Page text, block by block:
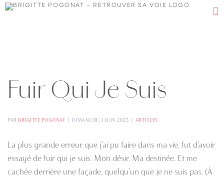
Passer
Fuir Qui Je Suis
PAR BRIGITTE POGONAT | DIMANCHE, 4 JUIN 2023 | ARTICLES
La plus grande erreur que j’ai pu faire dans ma vie, fut d’avoir
essayé de fuir qui je suis. Mon désir. Ma destinée. Et me
cachée derrière une façade, quelqu’un que je ne suis pas. (À